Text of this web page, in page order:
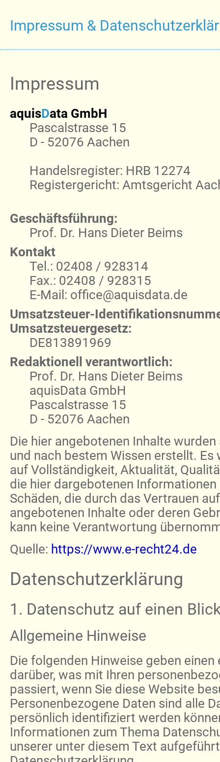
Impressum &
Impressum
aquisData GmbH
Pascalstrasse 15
D - 52076 Aachen
Handelsregister: HRB 12274
Registergericht: Amtsgericht
Geschäftsführung:
Prof. Dr. Hans Dieter Beims
Kontakt
Tel.: 02408 / 928314
Fax.: 02408 / 928315
E-Mail: office@aquisdata.de
Umsatzsteuer-
Umsatzsteuergesetz:
DE813891969
Redaktionell verantwortlich:
Prof. Dr. Hans Dieter Beims
aquisData GmbH
Pascalstrasse 15
D - 52076 Aachen
Die hier angebotenen Inhalte
und nach bestem Wissen erstellt. Es
auf Vollständigkeit, Aktualität,
die hier dargebotenen Informationen
Schäden, die durch das Vertrauen
angebotenen Inhalte oder deren
kann keine Verantwortung
Quelle: https://www.e-recht24.de
Datenschutzerklärung
1. Datenschutz auf einen
Allgemeine Hinweise
Die folgenden Hinweise geben
darüber, was mit Ihren
passiert, wenn Sie diese Website
Personenbezogene Daten sind alle
persönlich identifiziert werden
Informationen zum Thema
unserer unter diesem Text